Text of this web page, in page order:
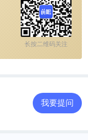
年客户超过1500万
过1.3万亿元。
投资者，给各大银
存贷款增速整体
2012年存款增速
长按二维码关注
我要提问